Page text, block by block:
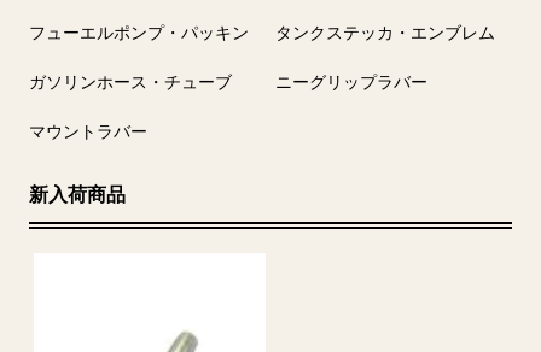
フューエルポンプ・パッキン タンクステッカ・エンブレム
ガソリンホース・チューブ ニーグリップラバー
マウントラバー
新入荷商品